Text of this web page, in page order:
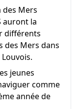
des Mers
auront la
différents
des Mers dans
jeunes
comme
année de